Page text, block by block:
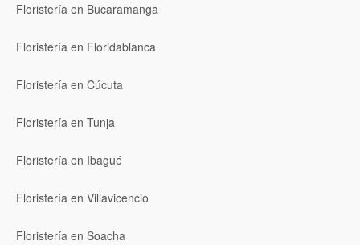
Floristería en Bucaramanga
Floristería en Floridablanca
Floristería en Cúcuta
Floristería en Tunja
Floristería en Ibagué
Floristería en Villavicencio
Floristería en Soacha